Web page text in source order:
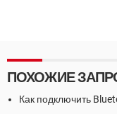
ПОХОЖИЕ
Как подключить